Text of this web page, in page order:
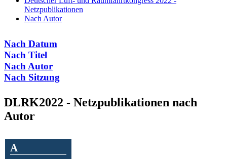
Netzpublikationen
Nach Autor
Nach Datum
Nach Titel
Nach Autor
Nach Sitzung
DLRK2022 - Netzpublikationen nach
Autor
A